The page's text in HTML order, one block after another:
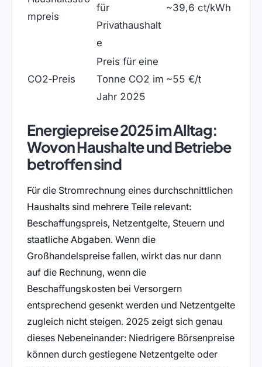
mpreis
für
Privathaushalt
e
~39,6 ct/kWh
CO2‑Preis
Preis für eine
Tonne CO2 im
Jahr 2025
~55 €/t
Energiepreise 2025 im Alltag:
Wovon Haushalte und Betriebe
betroffen sind
Für die Stromrechnung eines durchschnittlichen
Haushalts sind mehrere Teile relevant:
Beschaffungspreis, Netzentgelte, Steuern und
staatliche Abgaben. Wenn die
Großhandelspreise fallen, wirkt das nur dann
auf die Rechnung, wenn die
Beschaffungskosten bei Versorgern
entsprechend gesenkt werden und Netzentgelte
zugleich nicht steigen. 2025 zeigt sich genau
dieses Nebeneinander: Niedrigere Börsenpreise
können durch gestiegene Netzentgelte oder